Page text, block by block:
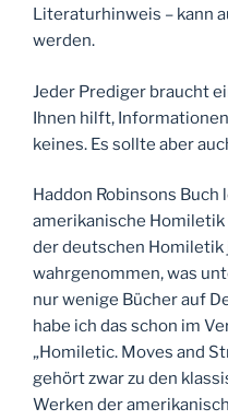
Literaturhinweis – kann
werden.
Jeder Prediger braucht
Ihnen hilft,
keines. Es sollte aber
Haddon Robinsons Buch
amerikanische Homiletik
der deutschen Homiletik
wahrgenommen, was
nur wenige Bücher auf
habe ich das schon im
„Homiletic. Moves and
gehört zwar zu den
Werken der